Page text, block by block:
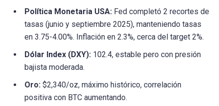
Política Monetaria USA: Fed completó 2 recortes de
tasas (junio y septiembre 2025), manteniendo tasas
en 3.75-4.00%. Inflación en 2.3%, cerca del target 2%.
Dólar Index (DXY): 102.4, estable pero con presión
bajista moderada.
Oro: $2,340/oz, máximo histórico, correlación
positiva con BTC aumentando.